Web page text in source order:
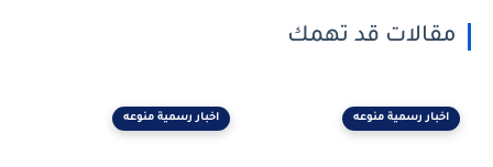
مقالات قد تهمك
اخبار رسمية منوعه اخبار رسمية منوعه